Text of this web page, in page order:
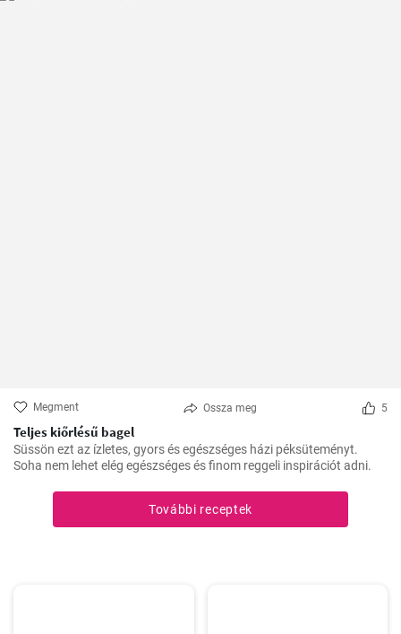
Megment Ossza meg 5
Teljes kiőrlésű bagel
Süssön ezt az ízletes, gyors és egészséges házi péksüteményt.
Soha nem lehet elég egészséges és finom reggeli inspirációt adni.
További receptek